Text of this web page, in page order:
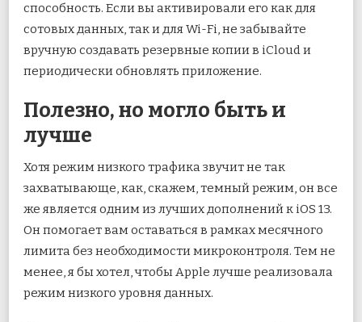
способность. Если вы активировали его как для
сотовых данных, так и для Wi-Fi, не забывайте
вручную создавать резервные копии в iCloud и
периодически обновлять приложение.
Полезно, но могло быть и
лучше
Хотя режим низкого трафика звучит не так
захватывающе, как, скажем, темный режим, он все
же является одним из лучших дополнений к iOS 13.
Он помогает вам оставаться в рамках месячного
лимита без необходимости микроконтроля. Тем не
менее, я бы хотел, чтобы Apple лучше реализовала
режим низкого уровня данных.